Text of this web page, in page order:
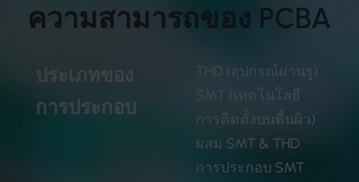
ความสามารถของ PCBA
ประเภทของ
การประกอบ
THD (อุปกรณ์ผ่านรู)
SMT (เทคโนโลยี
การติดตั้งบนพื้นผิว)
ผสม SMT & THD
การประกอบ SMT